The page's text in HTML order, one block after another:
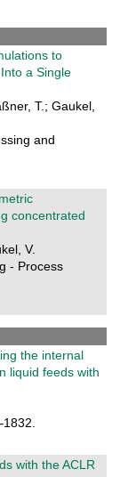
to
a Single
T.; Gaukel,
and
concentrated
V.
- Process
the internal
liquid feeds with
with the ACLR